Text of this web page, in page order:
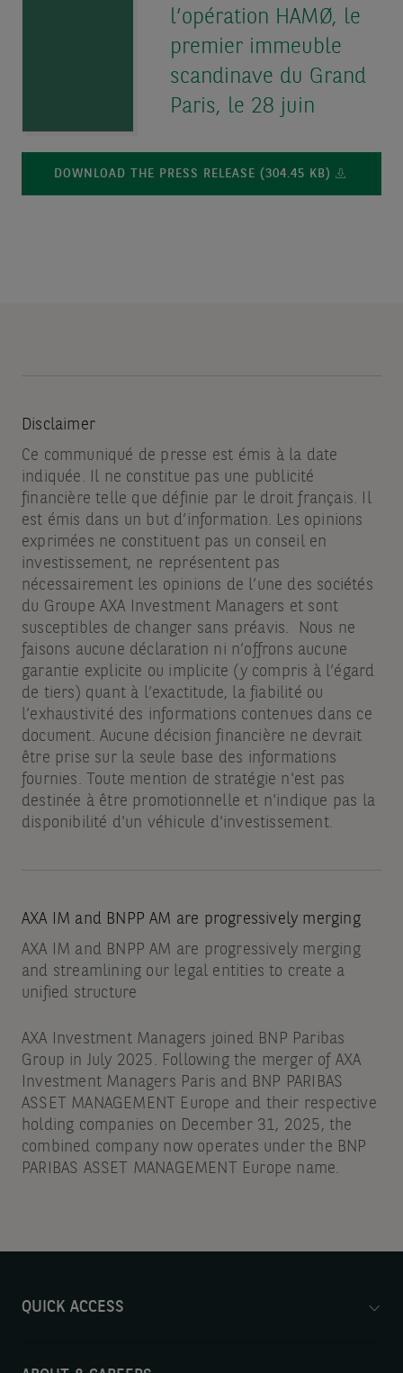
l’opération HAMØ, le
premier immeuble
scandinave du Grand
Paris, le 28 juin
DOWNLOAD THE PRESS RELEASE (304.45 KB)
Disclaimer
Ce communiqué de presse est émis à la date
indiquée. Il ne constitue pas une publicité
financière telle que définie par le droit français. Il
est émis dans un but d’information. Les opinions
exprimées ne constituent pas un conseil en
investissement, ne représentent pas
nécessairement les opinions de l’une des sociétés
du Groupe AXA Investment Managers et sont
susceptibles de changer sans préavis. Nous ne
faisons aucune déclaration ni n’offrons aucune
garantie explicite ou implicite (y compris à l’égard
de tiers) quant à l’exactitude, la fiabilité ou
l’exhaustivité des informations contenues dans ce
document. Aucune décision financière ne devrait
être prise sur la seule base des informations
fournies. Toute mention de stratégie n'est pas
destinée à être promotionnelle et n'indique pas la
disponibilité d'un véhicule d'investissement.
AXA IM and BNPP AM are progressively merging
AXA IM and BNPP AM are progressively merging
and streamlining our legal entities to create a
unified structure
AXA Investment Managers joined BNP Paribas
Group in July 2025. Following the merger of AXA
Investment Managers Paris and BNP PARIBAS
ASSET MANAGEMENT Europe and their respective
holding companies on December 31, 2025, the
combined company now operates under the BNP
PARIBAS ASSET MANAGEMENT Europe name.
QUICK ACCESS